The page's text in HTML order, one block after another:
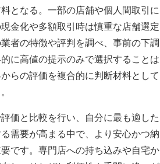
となる。一部の店舗や個人間取引に
金化や多額取引時は慎重な店舗選定
者の特徴や評判を調べ、事前の下調
に高値の提示のみで選択することは
らの評価を複合的に判断材料として
価と比較を行い、自分に最も適した
需要が高まる中で、より安心かつ納
です。専門店への持ち込みや自宅か